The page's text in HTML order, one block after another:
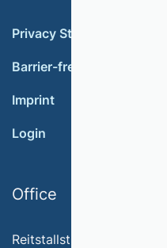
Privacy Statement
Barrier-free accessibility
Imprint
Login
Office
Reitstallstr. 7